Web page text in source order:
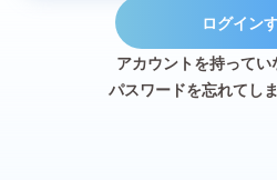
ログイン
アカウントを持ってい
パスワードを忘れてし